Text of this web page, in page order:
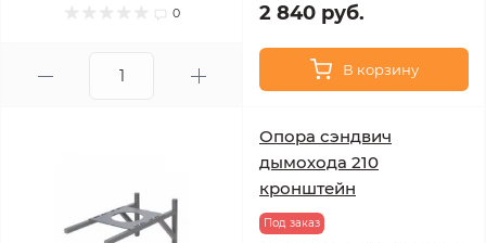
0 2 840 руб.
В корзину
Опора сэндвич
дымохода 210
кронштейн
Под заказ